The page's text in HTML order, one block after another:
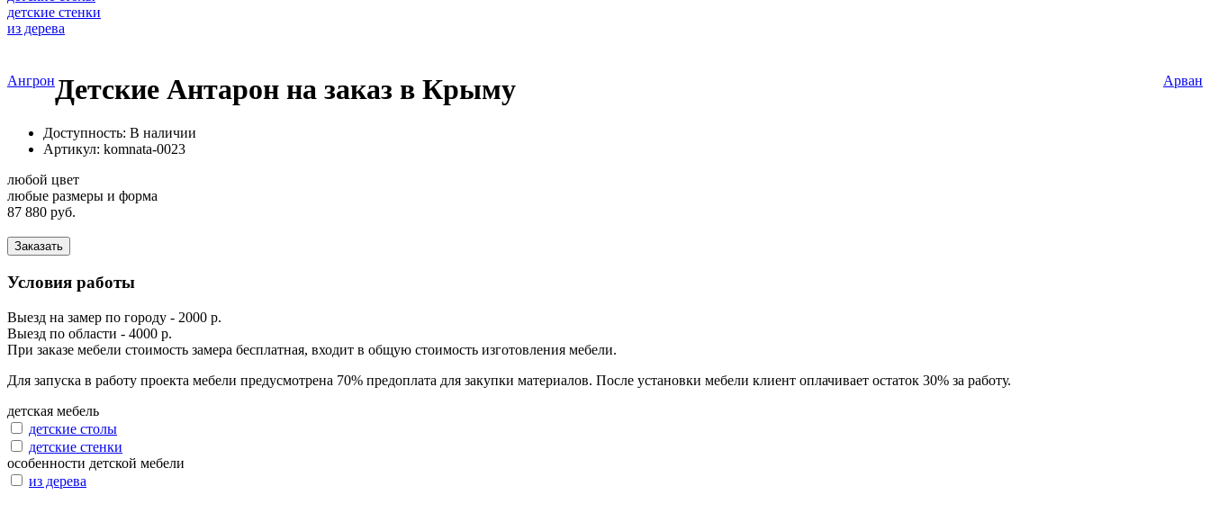
детские стенки
из дерева
Ангрон Арван
Детские Антарон на заказ в Крыму
Доступность: В наличии
Артикул: komnata-0023
любой цвет
любые размеры и форма
87 880 руб.
Заказать
Условия работы
Выезд на замер по городу - 2000 р.
Выезд по области - 4000 р.
При заказе мебели стоимость замера бесплатная, входит в общую стоимость изготовления мебели.
Для запуска в работу проекта мебели предусмотрена 70% предоплата для закупки материалов. После установки мебели клиент оплачивает остаток 30% за работу.
детская мебель
детские столы
детские стенки
особенности детской мебели
из дерева